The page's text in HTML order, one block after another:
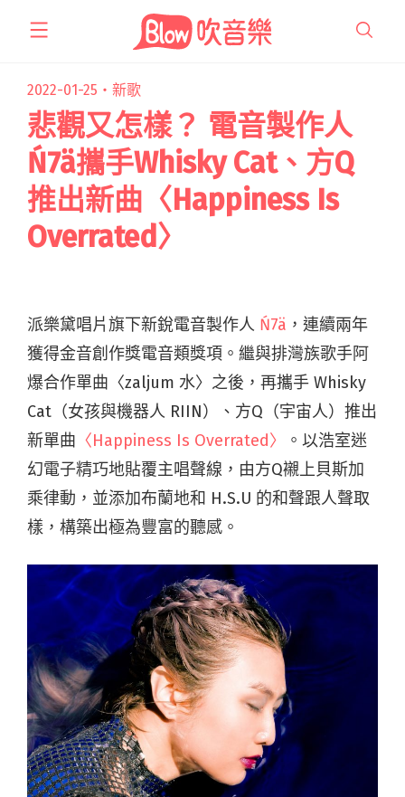
2022-01-25・ 新歌
悲觀又怎樣？ 電音製作人
Ń7ä攜手Whisky Cat、方Q
推出新曲〈Happiness Is
Overrated〉
派樂黛唱片旗下新銳電音製作人 Ń7ä ，連續兩年
獲得金音創作獎電音類獎項。繼與排灣族歌手阿
爆合作單曲〈zaljum 水〉之後，再攜手 Whisky
Cat（女孩與機器人 RIIN）、方Q（宇宙人）推出
新單曲 〈Happiness Is Overrated〉
。以浩室迷
幻電子精巧地貼覆主唱聲線，由方Q襯上貝斯加
乘律動，並添加布蘭地和 H.S.U 的和聲跟人聲取
樣，構築出極為豐富的聽感。